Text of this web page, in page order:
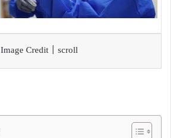
Image Credit | scroll